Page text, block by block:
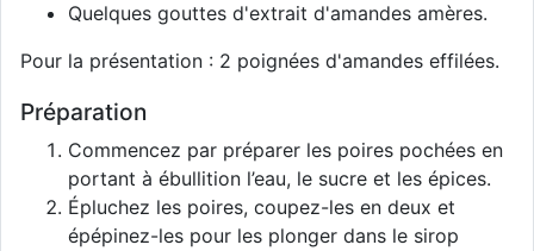
Quelques gouttes d'extrait d'amandes amères.
Pour la présentation : 2 poignées d'amandes effilées.
Préparation
Commencez par préparer les poires pochées en
portant à ébullition l’eau, le sucre et les épices.
Épluchez les poires, coupez-les en deux et
épépinez-les pour les plonger dans le sirop